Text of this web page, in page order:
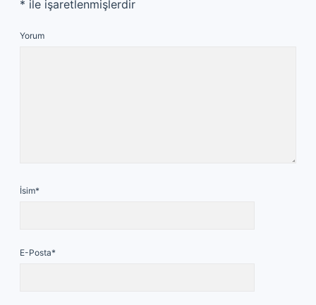
* ile işaretlenmişlerdir
Yorum
İsim*
E-Posta*